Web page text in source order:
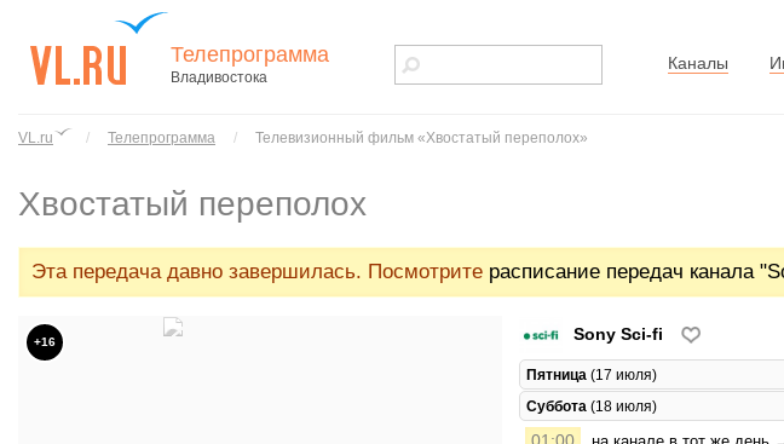
города
Владивостока
Телепрограмма
Владивостока
Каналы
VL.ru / Телепрограмма / Телевизионный фильм «Хвостатый переполох»
Хвостатый переполох
Эта передача давно завершилась. Посмотрите расписание передач канала
+16 Sony Sci-fi
Пятница (17 июля)
Суббота (18 июля)